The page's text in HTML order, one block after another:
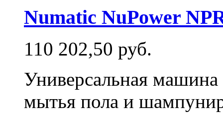
Numatic NuPower
110 202,50 руб.
Универсальная машина
мытья пола и